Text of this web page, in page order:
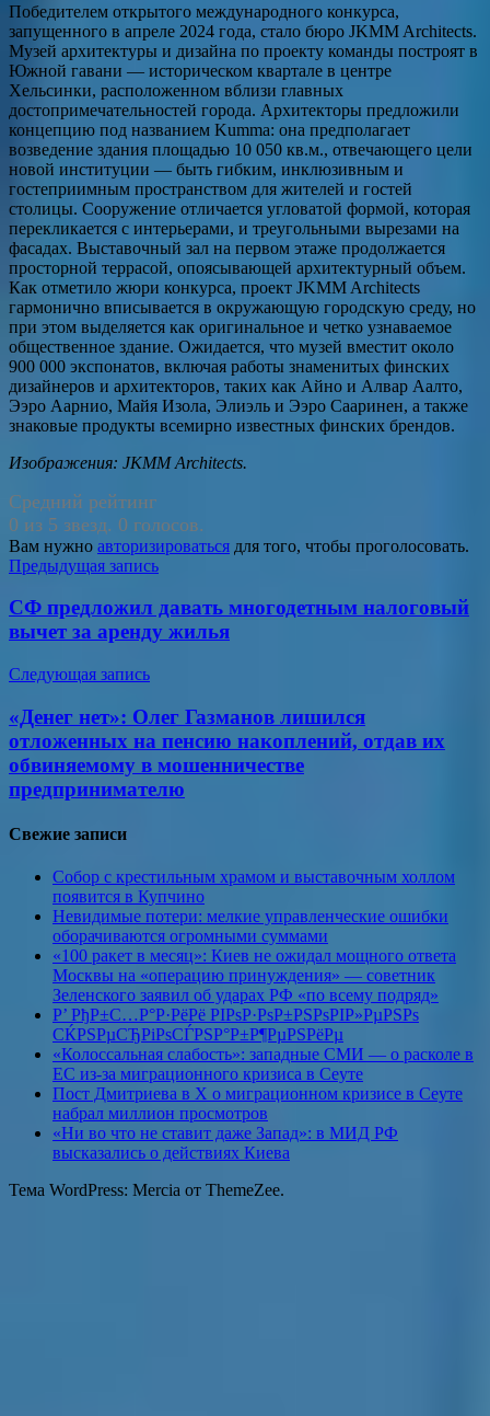
Победителем открытого международного конкурса,
запущенного в апреле 2024 года, стало бюро JKMM Architects.
Музей архитектуры и дизайна по проекту команды построят в
Южной гавани — историческом квартале в центре
Хельсинки, расположенном вблизи главных
достопримечательностей города. Архитекторы предложили
концепцию под названием Kumma: она предполагает
возведение здания площадью 10 050 кв.м., отвечающего цели
новой институции — быть гибким, инклюзивным и
гостеприимным пространством для жителей и гостей
столицы. Сооружение отличается угловатой формой, которая
перекликается с интерьерами, и треугольными вырезами на
фасадах. Выставочный зал на первом этаже продолжается
просторной террасой, опоясывающей архитектурный объем.
Как отметило жюри конкурса, проект JKMM Architects
гармонично вписывается в окружающую городскую среду, но
при этом выделяется как оригинальное и четко узнаваемое
общественное здание. Ожидается, что музей вместит около
900 000 экспонатов, включая работы знаменитых финских
дизайнеров и архитекторов, таких как Айно и Алвар Аалто,
Ээро Аарнио, Майя Изола, Элиэль и Ээро Сааринен, а также
знаковые продукты всемирно известных финских брендов.
Изображения: JKMM Architects.
Средний рейтинг
0 из 5 звезд. 0 голосов.
Вам нужно авторизироваться для того, чтобы проголосовать.
Навигация
по
записям
Предыдущая запись
СФ предложил давать многодетным налоговый
вычет за аренду жилья
Следующая запись
«Денег нет»: Олег Газманов лишился
отложенных на пенсию накоплений, отдав их
обвиняемому в мошенничестве
предпринимателю
Свежие записи
Собор с крестильным храмом и выставочным холлом
появится в Купчино
Невидимые потери: мелкие управленческие ошибки
оборачиваются огромными суммами
«100 ракет в месяц»: Киев не ожидал мощного ответа
Москвы на «операцию принуждения» — советник
Зеленского заявил об ударах РФ «по всему подряд»
Р’ РђР±С…Р°Р·РёРё РІРѕР·РѕР±РЅРѕРІР»РµРЅРѕ
СЌРЅРµСЂРіРѕСЃРЅР°Р±Р¶РµРЅРёРµ
«Колоссальная слабость»: западные СМИ — о расколе в
ЕС из-за миграционного кризиса в Сеуте
Пост Дмитриева в X о миграционном кризисе в Сеуте
набрал миллион просмотров
«Ни во что не ставит даже Запад»: в МИД РФ
высказались о действиях Киева
Тема WordPress: Mercia от ThemeZee.